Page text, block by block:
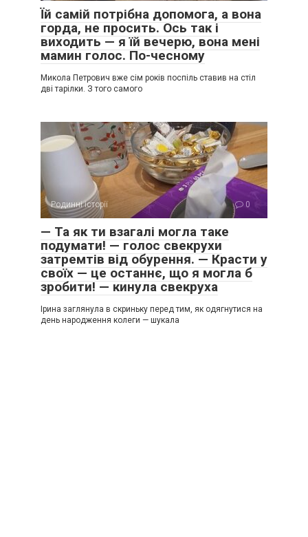
Їй самій потрібна допомога, а вона
горда, не просить. Ось так і
виходить — я їй вечерю, вона мені
мамин голос. По-чесному
Микола Петрович вже сім років поспіль ставив на стіл
дві тарілки. З того самого
Родинні історії 0
— Та як ти взагалі могла таке
подумати! — голос свекрухи
затремтів від обурення. — Красти у
своїх — це останнє, що я могла б
зробити! — кинула свекруха
Ірина заглянула в скриньку перед тим, як одягнутися на
день народження колеги — шукала